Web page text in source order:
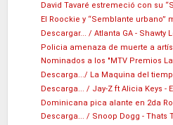
David Tavaré estremeció con su
El Roockie y “Semblante urbano”
Descargar... / Atlanta GA - Shawty
Policia amenaza de muerte a
Nominados a los "MTV Premios
Descarga.../ La Maquina del
Descarga... / Jay-Z ft Alicia Keys -
Dominicana pica alante en 2da
Descarga... / Snoop Dogg - Thats